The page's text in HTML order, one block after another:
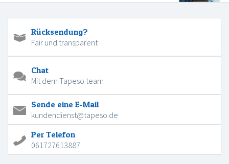
Rücksendung?
Fair und transparent
Chat
Mit dem Tapeso team
Sende eine E-Mail
kundendienst@tapeso.de
Per Telefon
061727613887